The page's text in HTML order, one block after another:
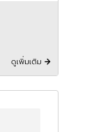
ดูเพิ่มเติม